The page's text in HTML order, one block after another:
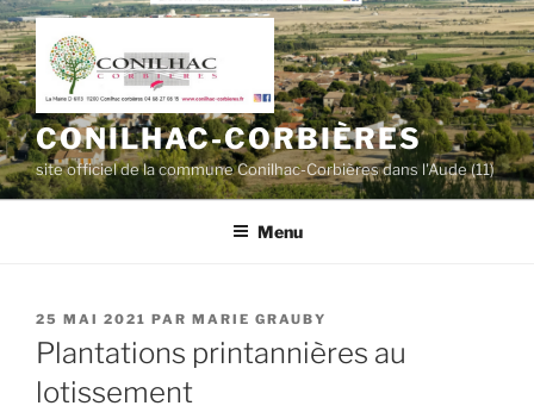
Aller
au
contenu
principal
CONILHAC-CORBIÈRES
site officiel de la commune Conilhac-Corbières dans l'Aude (11)
Menu
PUBLIÉ
LE
25 MAI 2021 PAR MARIE GRAUBY
Plantations printannières au
lotissement